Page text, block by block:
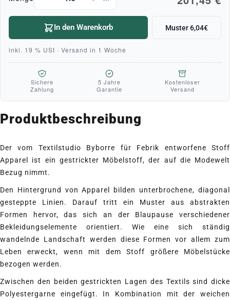
In den Warenkorb Muster 6,04€
inkl. 19 % USt · Versand in 1 Woche
Sichere
Zahlung
5 Jahre
Garantie
Kostenloser
Versand
Produktbeschreibung
Der vom Textilstudio Byborre für Febrik entworfene Stoff
Apparel ist ein gestrickter Möbelstoff, der auf die Modewelt
Bezug nimmt.
Den Hintergrund von Apparel bilden unterbrochene, diagonal
gesteppte Linien. Darauf tritt ein Muster aus abstrakten
Formen hervor, das sich an der Blaupause verschiedener
Bekleidungselemente orientiert. Wie eine sich ständig
wandelnde Landschaft werden diese Formen vor allem zum
Leben erweckt, wenn mit dem Stoff größere Möbelstücke
bezogen werden.
Zwischen den beiden gestrickten Lagen des Textils sind dicke
Polyestergarne eingefügt. In Kombination mit der weichen